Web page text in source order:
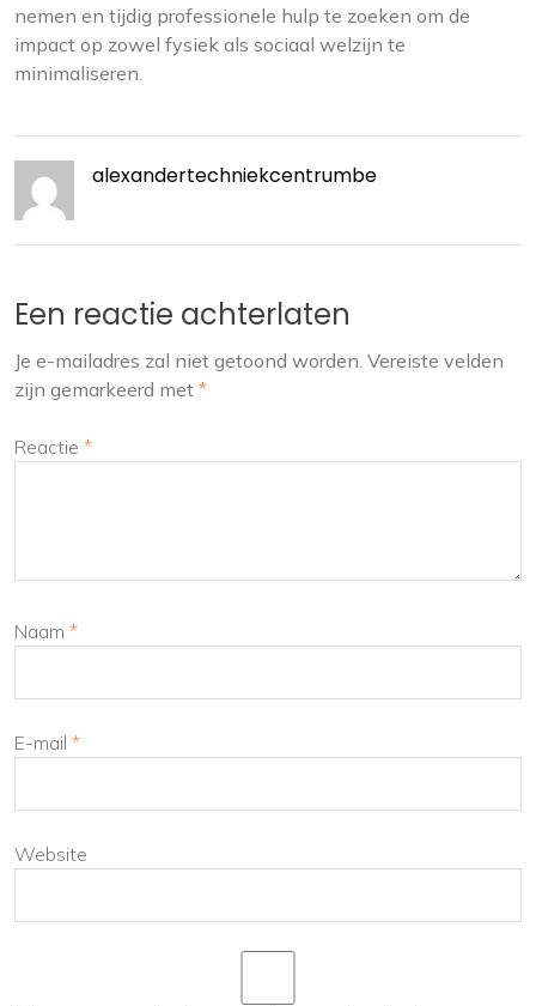
nemen en tijdig professionele hulp te zoeken om de
impact op zowel fysiek als sociaal welzijn te
minimaliseren.
alexandertechniekcentrumbe
Een reactie achterlaten
Je e-mailadres zal niet getoond worden. Vereiste velden
zijn gemarkeerd met *
Reactie *
Naam *
E-mail *
Website